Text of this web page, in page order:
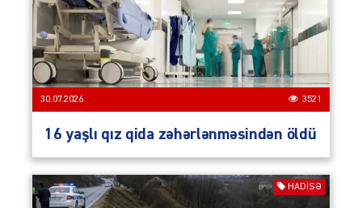
30.07.2026 3521
16 yaşlı qız qida zəhərlənməsindən öldü
HADISƏ